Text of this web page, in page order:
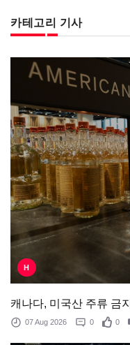
카테고리 기사
H
캐나다, 미국산 주류 금
07 Aug 2026 0 0